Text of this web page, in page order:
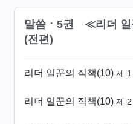
말씀ㆍ5권 ≪리더
(전편)
제 3 부
리더 일꾼의 직책(9)
리더 일꾼의 직책(10) 제 1
리더 일꾼의 직책(10) 제 2